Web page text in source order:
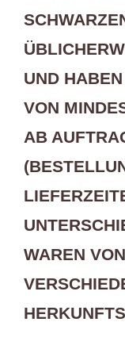
UND
VON
AB
WAREN VON